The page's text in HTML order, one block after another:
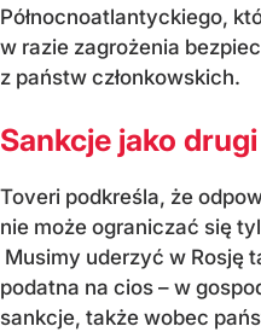
Północnoatlantyckiego,
w razie zagrożenia
z państw członkowskich.
Sankcje jako
Toveri podkreśla, że
nie może ograniczać się
Musimy uderzyć w Rosję
podatna na cios – w
sankcje, także wobec